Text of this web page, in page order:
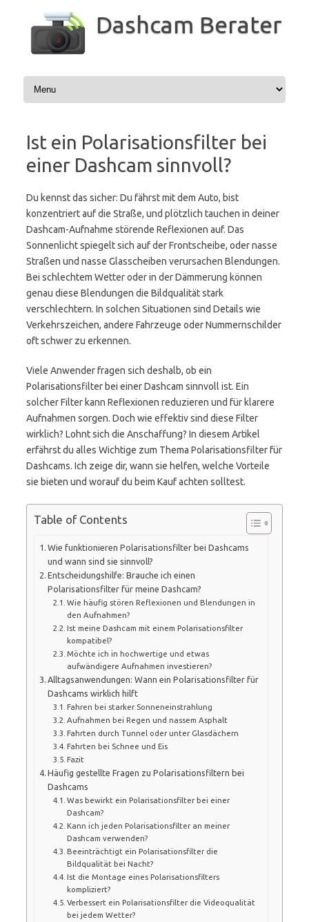
springen
Dashcam Berater
Ist ein Polarisationsfilter bei
einer Dashcam sinnvoll?
Du kennst das sicher: Du fährst mit dem Auto, bist
konzentriert auf die Straße, und plötzlich tauchen in deiner
Dashcam-Aufnahme störende Reflexionen auf. Das
Sonnenlicht spiegelt sich auf der Frontscheibe, oder nasse
Straßen und nasse Glasscheiben verursachen Blendungen.
Bei schlechtem Wetter oder in der Dämmerung können
genau diese Blendungen die Bildqualität stark
verschlechtern. In solchen Situationen sind Details wie
Verkehrszeichen, andere Fahrzeuge oder Nummernschilder
oft schwer zu erkennen.
Viele Anwender fragen sich deshalb, ob ein
Polarisationsfilter bei einer Dashcam sinnvoll ist. Ein
solcher Filter kann Reflexionen reduzieren und für klarere
Aufnahmen sorgen. Doch wie effektiv sind diese Filter
wirklich? Lohnt sich die Anschaffung? In diesem Artikel
erfährst du alles Wichtige zum Thema Polarisationsfilter für
Dashcams. Ich zeige dir, wann sie helfen, welche Vorteile
sie bieten und worauf du beim Kauf achten solltest.
Table of Contents
Wie funktionieren Polarisationsfilter bei Dashcams
und wann sind sie sinnvoll?
Entscheidungshilfe: Brauche ich einen
Polarisationsfilter für meine Dashcam?
Wie häufig stören Reflexionen und Blendungen in
den Aufnahmen?
Ist meine Dashcam mit einem Polarisationsfilter
kompatibel?
Möchte ich in hochwertige und etwas
aufwändigere Aufnahmen investieren?
Alltagsanwendungen: Wann ein Polarisationsfilter für
Dashcams wirklich hilft
Fahren bei starker Sonneneinstrahlung
Aufnahmen bei Regen und nassem Asphalt
Fahrten durch Tunnel oder unter Glasdächern
Fahrten bei Schnee und Eis
Fazit
Häufig gestellte Fragen zu Polarisationsfiltern bei
Dashcams
Was bewirkt ein Polarisationsfilter bei einer
Dashcam?
Kann ich jeden Polarisationsfilter an meiner
Dashcam verwenden?
Beeinträchtigt ein Polarisationsfilter die
Bildqualität bei Nacht?
Ist die Montage eines Polarisationsfilters
kompliziert?
Verbessert ein Polarisationsfilter die Videoqualität
bei jedem Wetter?